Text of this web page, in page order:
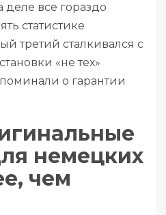
все гораздо
статистике
третий сталкивался с
«не тех»
о гарантии
немецких
чем